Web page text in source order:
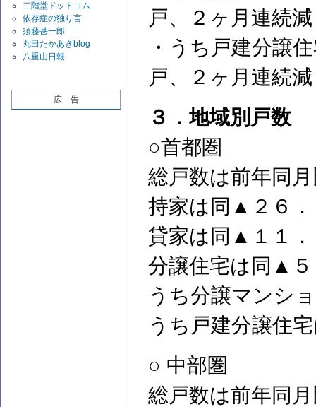
二階堂ドットコム
依存症の独り言
須藤甚一郎
丸田たかあきblog
八重山日報
広 告
戸、２ヶ月連続減
・うち戸建分譲
戸、２ヶ月連続減
３．地域別戸数
○首都圏
総戸数は前年同
持家は同▲２６．
貸家は同▲１１．
分譲住宅は同▲５
うち分譲マンシ
うち戸建分譲住
○ 中部圏
総戸数は前年同